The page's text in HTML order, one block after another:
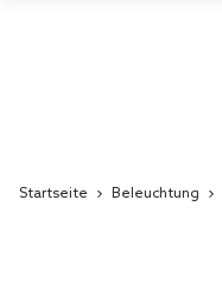
Startseite Beleuchtung